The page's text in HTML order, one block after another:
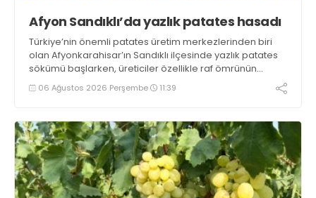
Afyon Sandıklı’da yazlık patates hasadı
Türkiye’nin önemli patates üretim merkezlerinden biri
olan Afyonkarahisar’ın Sandıklı ilçesinde yazlık patates
sökümü başlarken, üreticiler özellikle raf ömrünün
yaklaşık 2 ay olması ve rengi bakımından tüketimde
Sandıklı patatesinin daha fazla tercih edildiğini belirtti
06 Ağustos 2026 Perşembe 11:39